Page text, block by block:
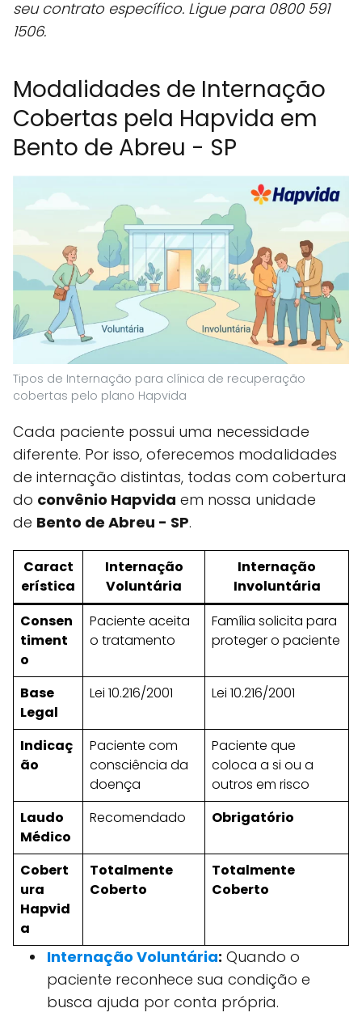
seu contrato específico. Ligue para 0800 591
1506.
Modalidades de Internação
Cobertas pela Hapvida em
Bento de Abreu - SP
Tipos de Internação para clínica de recuperação
cobertas pelo plano Hapvida
Cada paciente possui uma necessidade
diferente. Por isso, oferecemos modalidades
de internação distintas, todas com cobertura
do convênio Hapvida em nossa unidade
de Bento de Abreu - SP.
Caract
erística
Internação
Voluntária
Internação
Involuntária
Consen
timent
o
Paciente aceita
o tratamento
Família solicita para
proteger o paciente
Base
Legal
Lei 10.216/2001 Lei 10.216/2001
Indicaç
ão
Paciente com
consciência da
doença
Paciente que
coloca a si ou a
outros em risco
Laudo
Médico
Recomendado Obrigatório
Cobert
ura
Hapvid
a
Totalmente
Coberto
Totalmente
Coberto
Internação Voluntária: Quando o
paciente reconhece sua condição e
busca ajuda por conta própria.